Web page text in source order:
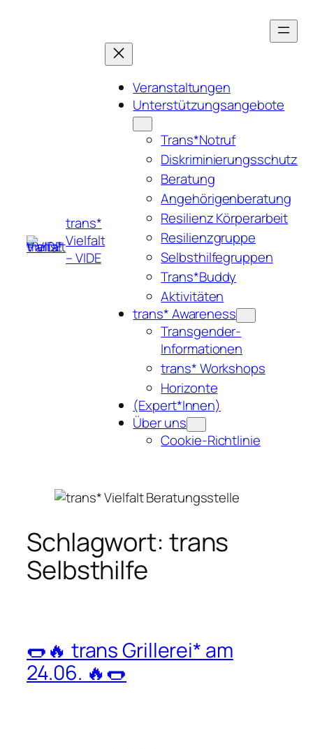
trans*
Vielfalt
– VIDE
Veranstaltungen
Unterstützungsangebote
Trans*Notruf
Diskriminierungsschutz
Beratung
Angehörigenberatung
Resilienz Körperarbeit
Resilienzgruppe
Selbsthilfegruppen
Trans*Buddy
Aktivitäten
trans* Awareness
Transgender-
Informationen
trans* Workshops
Horizonte
(Expert*Innen)
Über uns
Cookie-Richtlinie
Schlagwort: trans
Selbsthilfe
🌭🔥 trans Grillerei* am
24.06. 🔥🌭